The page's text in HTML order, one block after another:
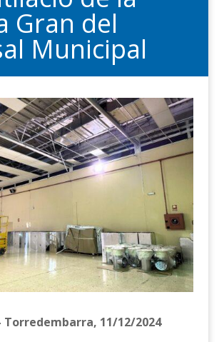
Gran del
Municipal
Torredembarra, 11/12/2024